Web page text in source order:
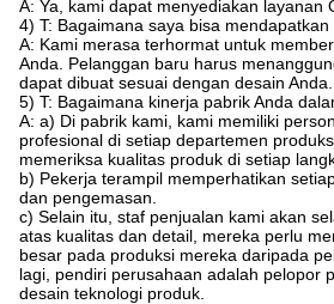
A: Ya, kami dapat menyediakan layanan
4) T: Bagaimana saya bisa
A: Kami merasa terhormat untuk
Anda. Pelanggan baru harus
dapat dibuat sesuai dengan desain Anda.
5) T: Bagaimana kinerja pabrik Anda
A: a) Di pabrik kami, kami memiliki
profesional di setiap departemen
memeriksa kualitas produk di setiap
b) Pekerja terampil memperhatikan
dan pengemasan.
c) Selain itu, staf penjualan kami akan
atas kualitas dan detail, mereka perlu
besar pada produksi mereka daripada
lagi, pendiri perusahaan adalah pelopor
desain teknologi produk.